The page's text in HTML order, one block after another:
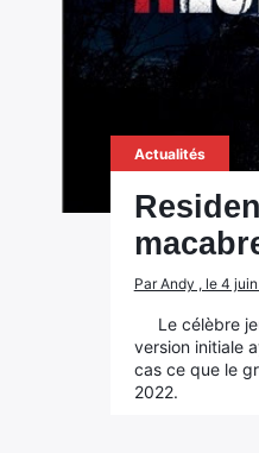
Actualités
Par Andy , le 4
Le célèbre
version initiale
cas ce que le
2022.